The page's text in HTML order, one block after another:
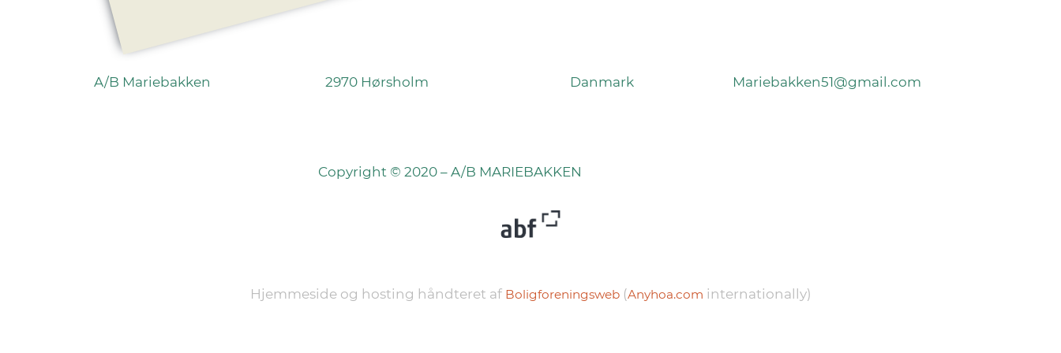
A/B Mariebakken 2970 Hørsholm Danmark Mariebakken51@gmail.com
Copyright © 2020 – A/B MARIEBAKKEN
Hjemmeside og hosting håndteret af Boligforeningsweb(Anyhoa.com internationally)